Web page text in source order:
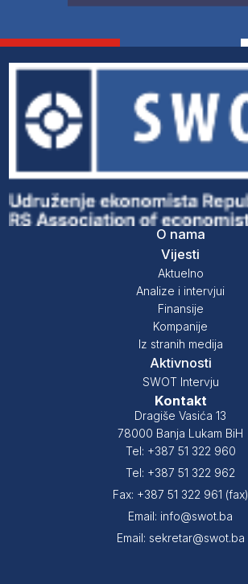
O nama
Vijesti
Aktuelno
Analize i intervjui
Finansije
Kompanije
Iz stranih medija
Aktivnosti
SWOT Intervju
Kontakt
Dragiše Vasića 13
78000 Banja Lukam BiH
Tel: +387 51 322 960
Tel: +387 51 322 962
Fax: +387 51 322 961 (fax)
Email: info@swot.ba
Email: sekretar@swot.ba